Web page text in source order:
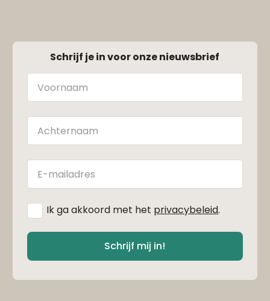
Schrijf je in voor onze nieuwsbrief
Naam
Achternaam
E-
mailadres
* Ik ga akkoord met het privacybeleid.
Schrijf mij in!